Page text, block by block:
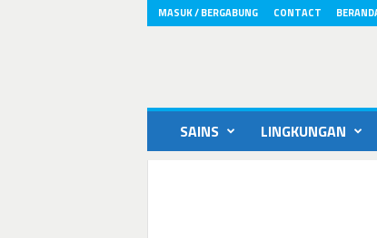
MASUK / BERGABUNG CONTACT
SAINS LINGKUNGAN